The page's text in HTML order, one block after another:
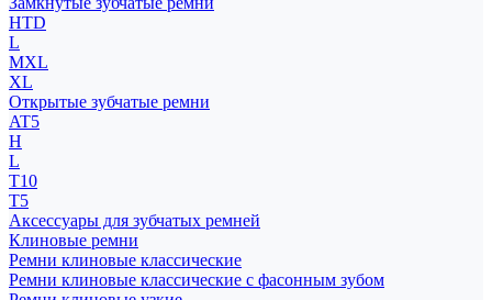
HTD
L
MXL
XL
Открытые зубчатые ремни
AT5
H
L
T10
T5
Аксессуары для зубчатых ремней
Клиновые ремни
Ремни клиновые классические
Ремни клиновые классические с фасонным зубом